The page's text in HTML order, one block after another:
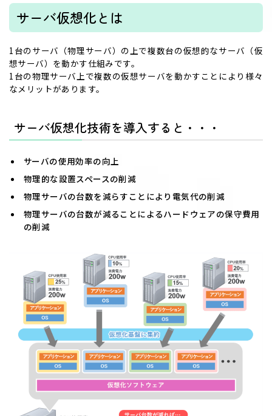
サーバ仮想化とは
1台のサーバ（物理サーバ）の上で複数台の仮想的なサーバ（仮
想サーバ）を動かす仕組みです。
1台の物理サーバ上で複数の仮想サーバを動かすことにより様々
なメリットがあります。
サーバ仮想化技術を導入すると・・・
サーバの使用効率の向上
物理的な設置スペースの削減
物理サーバの台数を減らすことにより電気代の削減
物理サーバの台数が減ることによるハードウェアの保守費用
の削減